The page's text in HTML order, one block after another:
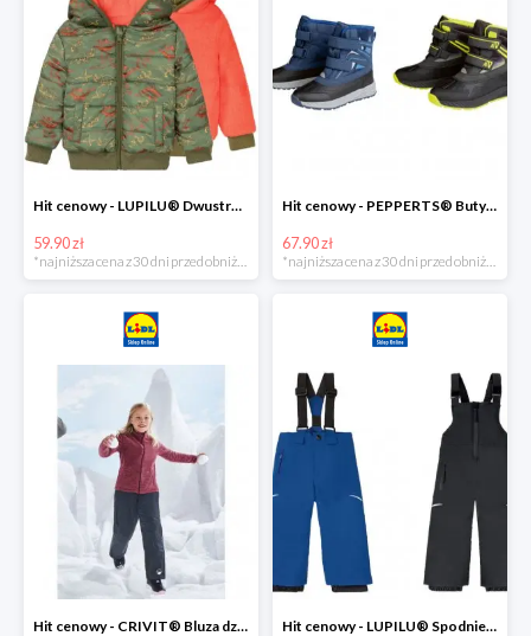
Hit cenowy - LUPILU® Dwustronna kurtka dziecięca z polarem
59.90 zł
*najniższa cena z 30 dni przed obniżką
Hit cenowy - PEPPERTS® Buty zimowe chłopięce
67.90 zł
*najniższa cena z 30 dni przed obniżką
Hit cenowy - CRIVIT® Bluza dziewczęca z polaru Hit cenowy - LUPILU® Spodnie narciarskie chłopięce